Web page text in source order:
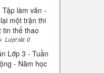
làm văn -
một trận thi
tin thể thao
Lượt tải: 0
Lớp 3 - Tuần
- Năm học